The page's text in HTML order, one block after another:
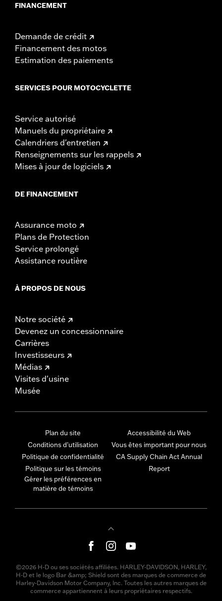
FINANCEMENT
Demande de crédit
Financement des motos
Estimation des paiements
SERVICES POUR MOTOCYCLETTE
Service autorisé
Manuels du propriétaire
Calendriers d'entretien
Renseignements sur les rappels
Mises à jour de logiciels
DE FINANCEMENT
Assurance moto
Plans de Protection
Service prolongé
Assistance routière
À PROPOS DE NOUS
Notre société
Devenez un concessionnaire
Carrières
Investisseurs
Médias
Visites d'usine
Musée
Plan du site
Conditions d'utilisation
Politique de confidentialité
Politique sur les témoins
Gérer les préférences en
matière de témoins
Accessibilité du Web
Vous êtes important pour nous
CA Supply Chain Act Annual
Report
©2026 H-D ou ses sociétés affiliées. HARLEY-DAVIDSON, HARLEY,
H-D et le logo Bar &amp; Shield sont des marques de commerce de
Harley-Davidson Motor Company, Inc. Toutes les autres marques de
commerce appartiennent à leurs propriétaires respectifs.